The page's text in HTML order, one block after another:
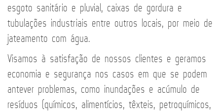
esgoto sanitário e pluvial, caixas de gordura e
tubulações industriais entre outros locais, por meio de
jateamento com água.
Visamos à satisfação de nossos clientes e geramos
economia e segurança nos casos em que se podem
antever problemas, como inundações e acúmulo de
resíduos (químicos, alimentícios, têxteis, petroquímicos,